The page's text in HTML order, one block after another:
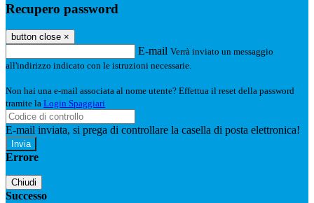
Recupero password
button close ×
E-mail Verrà inviato un messaggio
all'indirizzo indicato con le istruzioni necessarie.
Non hai una e-mail associata al nome utente? Effettua il reset della password
tramite la Login Spaggiari
E-mail inviata, si prega di controllare la casella di posta elettronica!
Errore
Chiudi
Successo